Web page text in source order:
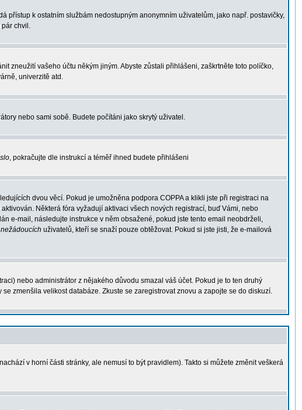
přístup k ostatním službám nedostupným anonymním uživatelům, jako např. postavičky,
pár chvil.
zneužití vašeho účtu někým jiným. Abyste zůstali přihlášeni, zaškrtněte toto políčko,
univerzitě atd.
nebo sami sobě. Budete počítáni jako skrytý uživatel.
, pokračujte dle instrukcí a téměř ihned budete přihlášeni
dvou věcí. Pokud je umožněna podpora COPPA a klikli jste při registraci na
Některá fóra vyžadují aktivaci všech nových registrací, buď Vámi, nebo
e-mail, následujte instrukce v něm obsažené, pokud jste tento email neobdrželi,
nežádoucích uživatelů, kteří se snaží pouze obtěžovat. Pokud si jste jisti, že e-mailová
nebo administrátor z nějakého důvodu smazal váš účet. Pokud je to ten druhý
zmenšila velikost databáze. Zkuste se zaregistrovat znovu a zapojte se do diskuzí.
v horní části stránky, ale nemusí to být pravidlem). Takto si můžete změnit veškerá